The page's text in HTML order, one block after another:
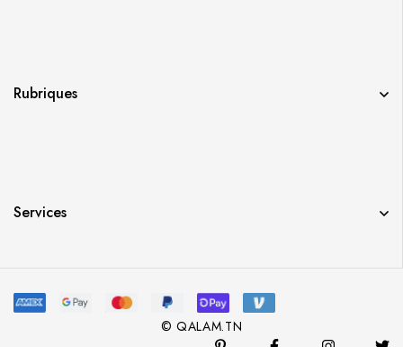
Rubriques
Services
© QALAM.TN